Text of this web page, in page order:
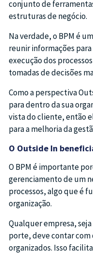
conjunto de
estruturas de negócio.
Na verdade, o BPM é
reunir informações
execução dos
tomadas de decisões
Como a perspectiva
para dentro da sua
vista do cliente, então
para a melhoria da
O Outside In
O BPM é importante
gerenciamento de um
processos, algo que é
organização.
Qualquer empresa,
porte, deve contar com
organizados. Isso